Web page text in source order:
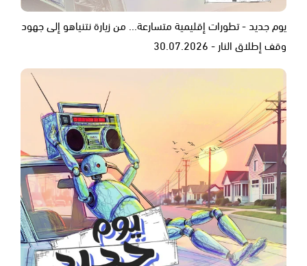
يوم جديد - تطورات إقليمية متسارعة... من زيارة نتنياهو إلى جهود
وقف إطلاق النار - 30.07.2026